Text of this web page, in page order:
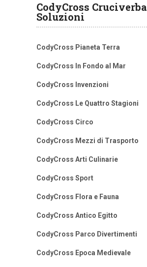
CodyCross Cruciverba
Soluzioni
CodyCross Pianeta Terra
CodyCross In Fondo al Mar
CodyCross Invenzioni
CodyCross Le Quattro Stagioni
CodyCross Circo
CodyCross Mezzi di Trasporto
CodyCross Arti Culinarie
CodyCross Sport
CodyCross Flora e Fauna
CodyCross Antico Egitto
CodyCross Parco Divertimenti
CodyCross Epoca Medievale